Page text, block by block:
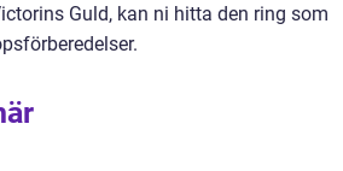
Guld, kan ni hitta den ring som